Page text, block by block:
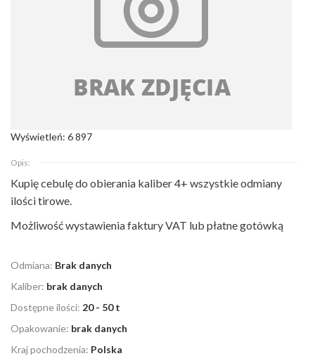
Wyświetleń: 6 897
Opis:
Kupię cebulę do obierania kaliber 4+ wszystkie odmiany
ilości tirowe.
Możliwość wystawienia faktury VAT lub płatne gotówką
Odmiana: Brak danych
Kaliber: brak danych
Dostępne ilości: 20 - 50 t
Opakowanie: brak danych
Kraj pochodzenia: Polska